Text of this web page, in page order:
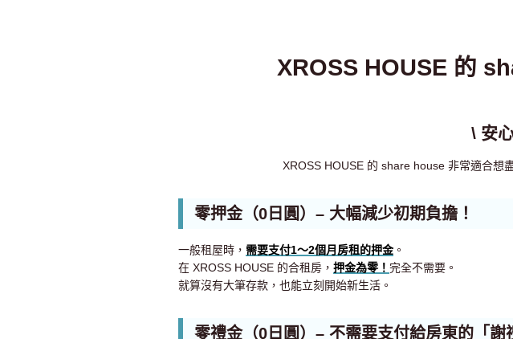
XROSS HOUSE 的
\ 安
XROSS HOUSE 的 share house 非常適合想
零押金（0日圓）– 大幅減少初期負擔！
一般租屋時， 需要支付1～2個月房租的押金。
在 XROSS HOUSE 的合租房， 押金為零！ 完全不需要。
就算沒有大筆存款，也能立刻開始新生活。
零禮金（0日圓）– 不需要支付給房東的「謝